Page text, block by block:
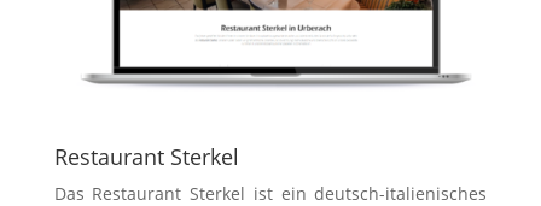
Restaurant Sterkel
Das Restaurant Sterkel ist ein deutsch-italienisches